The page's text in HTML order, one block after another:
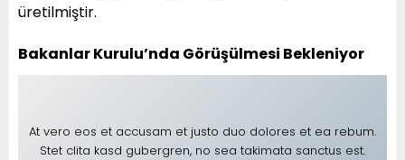
üretilmiştir.
Bakanlar Kurulu’nda Görüşülmesi Bekleniyor
At vero eos et accusam et justo duo dolores et ea rebum.
Stet clita kasd gubergren, no sea takimata sanctus est.